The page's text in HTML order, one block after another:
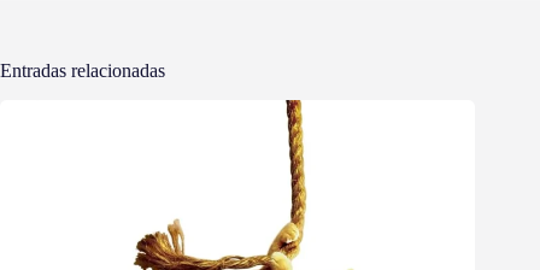
Entradas relacionadas